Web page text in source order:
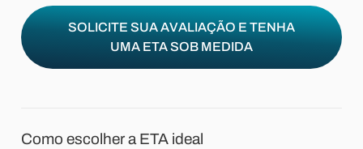
SOLICITE SUA AVALIAÇÃO E TENHA
UMA ETA SOB MEDIDA
Como escolher a ETA ideal